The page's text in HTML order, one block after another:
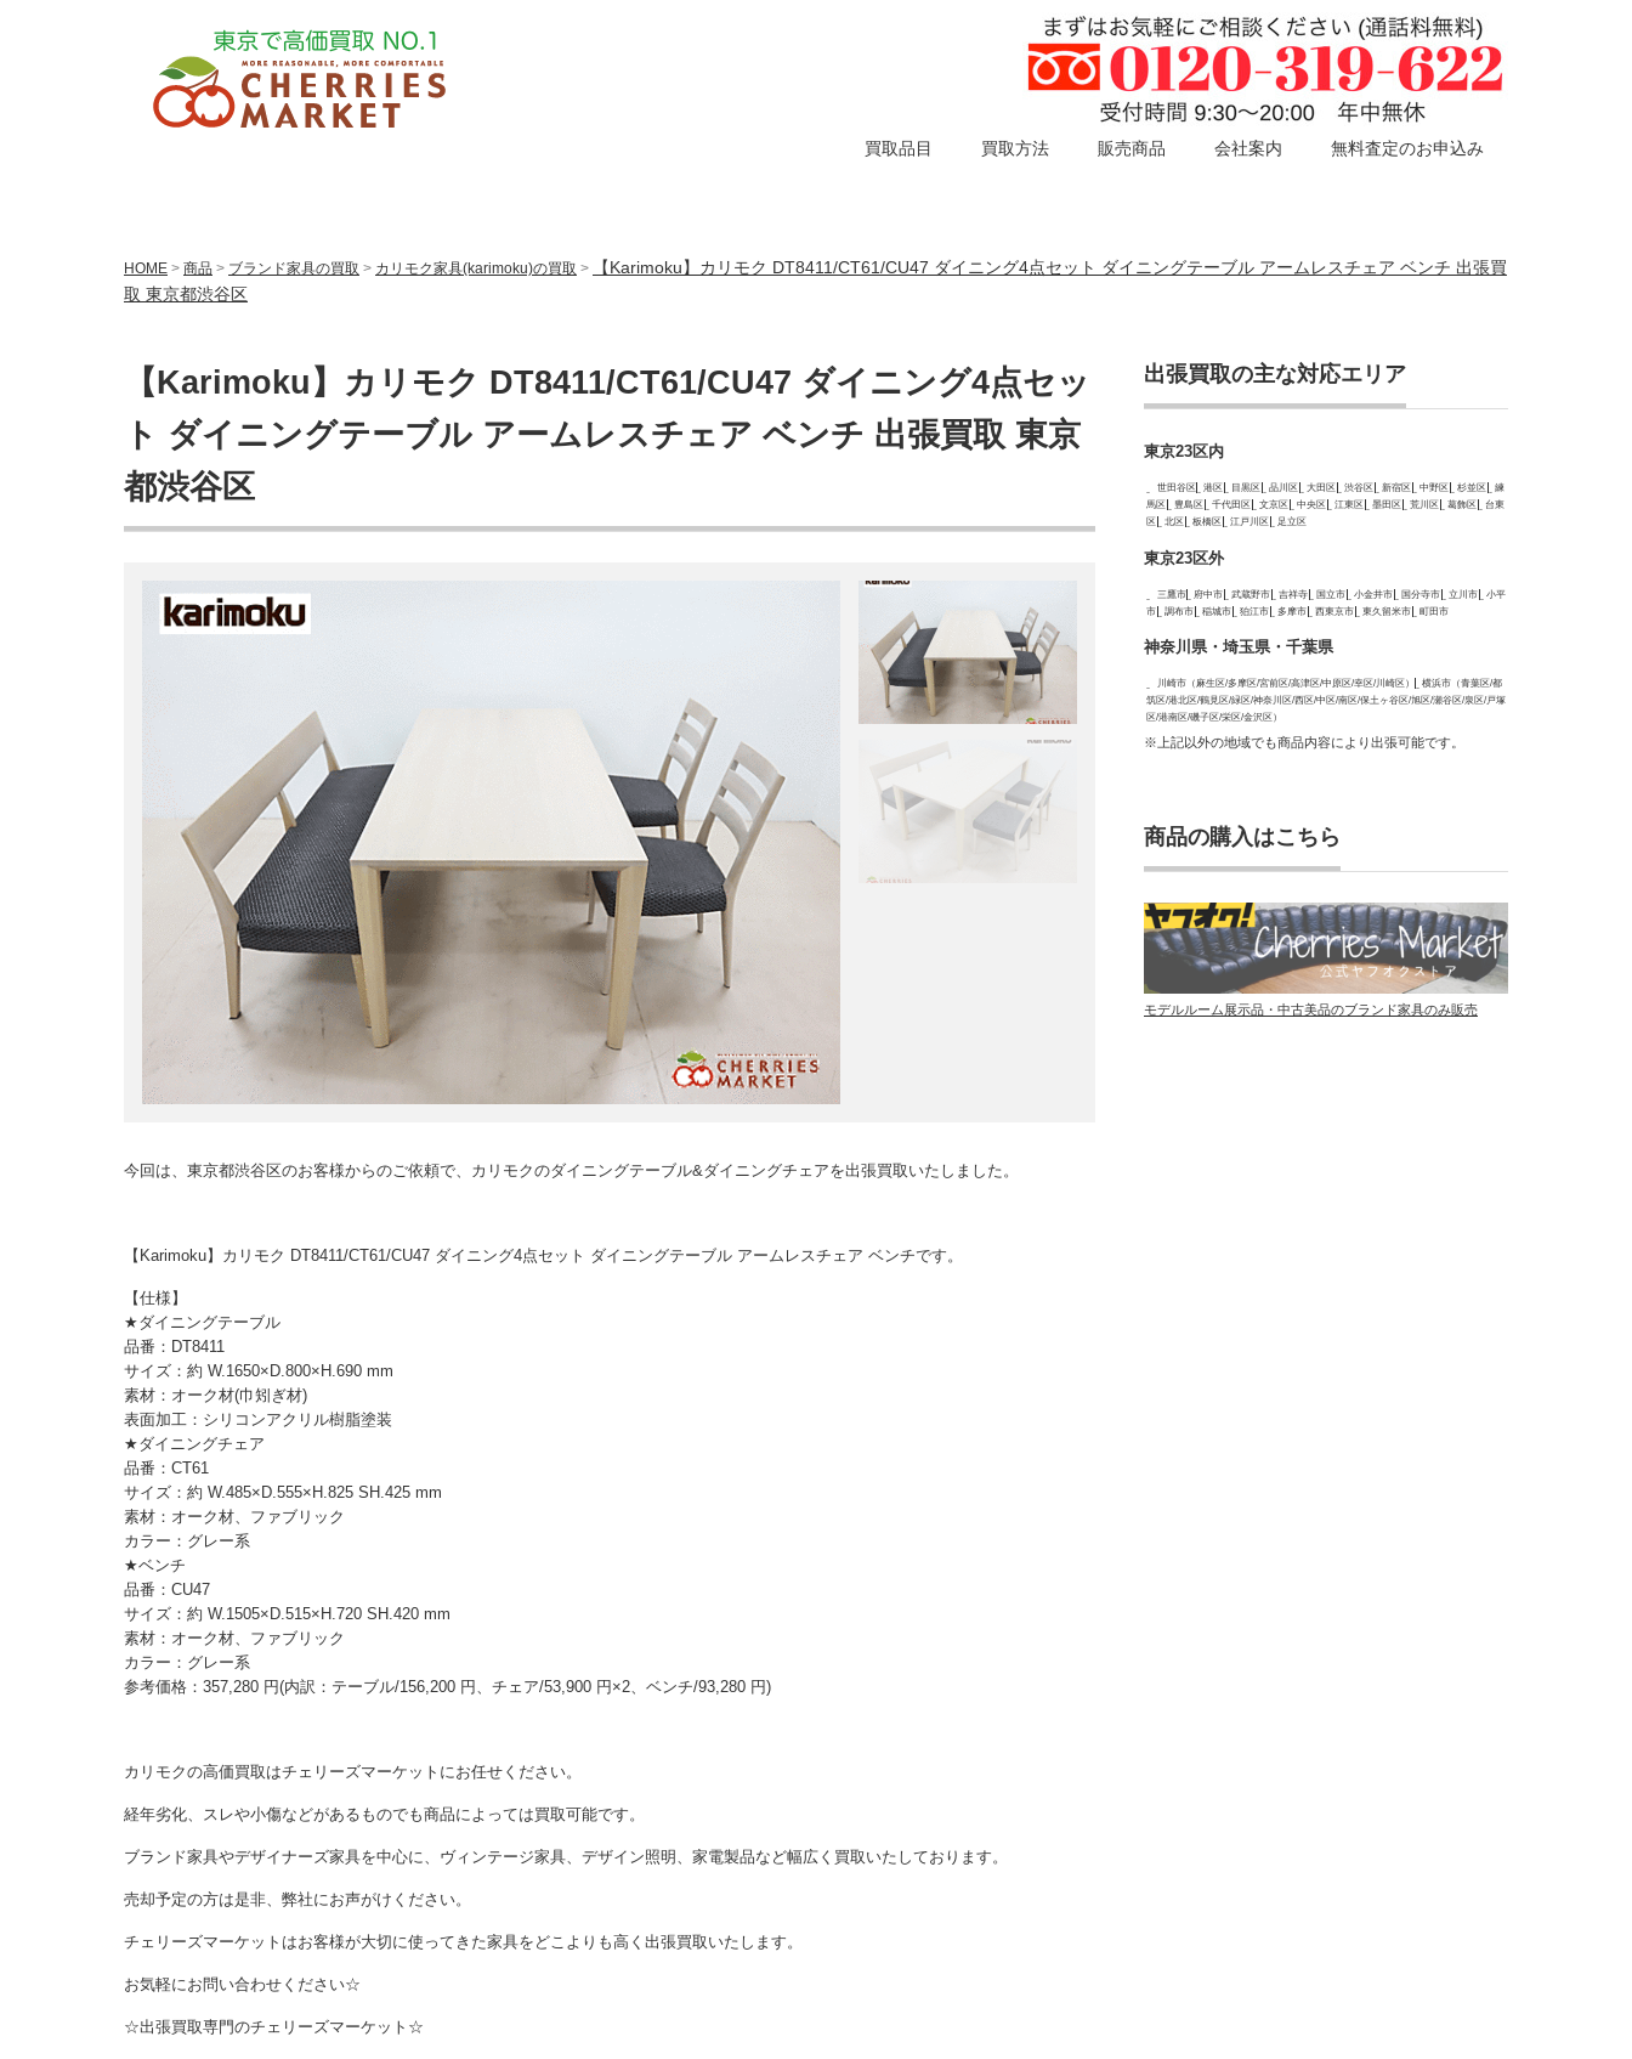
買取品目 買取方法 販売商品 会社案内 無料査定のお申込み
HOME > 商品 > ブランド家具の買取 > カリモク家具(karimoku)の買取 >
【Karimoku】カリモク DT8411/CT61/CU47 ダイニング4点セット ダイニングテーブル アームレスチェア ベンチ 出張買
取 東京都渋谷区
【Karimoku】カリモク DT8411/CT61/CU47 ダイニング4点セッ
ト ダイニングテーブル アームレスチェア ベンチ 出張買取 東京
都渋谷区
今回は、東京都渋谷区のお客様からのご依頼で、カリモクのダイニングテーブル&ダイニングチェアを出張買取いたしました。
【Karimoku】カリモク DT8411/CT61/CU47 ダイニング4点セット ダイニングテーブル アームレスチェア ベンチです。
【仕様】
★ダイニングテーブル
品番：DT8411
サイズ：約 W.1650×D.800×H.690 mm
素材：オーク材(巾矧ぎ材)
表面加工：シリコンアクリル樹脂塗装
★ダイニングチェア
品番：CT61
サイズ：約 W.485×D.555×H.825 SH.425 mm
素材：オーク材、ファブリック
カラー：グレー系
★ベンチ
品番：CU47
サイズ：約 W.1505×D.515×H.720 SH.420 mm
素材：オーク材、ファブリック
カラー：グレー系
参考価格：357,280 円(内訳：テーブル/156,200 円、チェア/53,900 円×2、ベンチ/93,280 円)
カリモクの高価買取はチェリーズマーケットにお任せください。
経年劣化、スレや小傷などがあるものでも商品によっては買取可能です。
ブランド家具やデザイナーズ家具を中心に、ヴィンテージ家具、デザイン照明、家電製品など幅広く買取いたしております。
売却予定の方は是非、弊社にお声がけください。
チェリーズマーケットはお客様が大切に使ってきた家具をどこよりも高く出張買取いたします。
お気軽にお問い合わせください☆
☆出張買取専門のチェリーズマーケット☆
出張買取の主な対応エリア
東京23区内
世田谷区 港区 目黒区 品川区 大田区 渋谷区 新宿区 中野区 杉並区
練
馬区
豊島区 千代田区 文京区 中央区 江東区 墨田区 荒川区 葛飾区
台東
区
北区 板橋区 江戸川区 足立区
東京23区外
三鷹市 府中市 武蔵野市 吉祥寺 国立市 小金井市 国分寺市 立川市
小平
市
調布市 稲城市 狛江市 多摩市 西東京市 東久留米市 町田市
神奈川県・埼玉県・千葉県
川崎市（麻生区/多摩区/宮前区/高津区/中原区/幸区/川崎区）
横浜市（青葉区/都
筑区/港北区/鶴見区/緑区/神奈川区/西区/中区/南区/保土ヶ谷区/旭区/瀬谷区/泉区/戸塚
区/港南区/磯子区/栄区/金沢区）
※上記以外の地域でも商品内容により出張可能です。
商品の購入はこちら
モデルルーム展示品・中古美品のブランド家具のみ販売